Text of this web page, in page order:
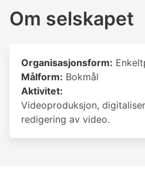
Om selskapet
Organisasjonsform:
Målform: Bokmål
Aktivitet:
Videoproduksjon,
redigering av video.